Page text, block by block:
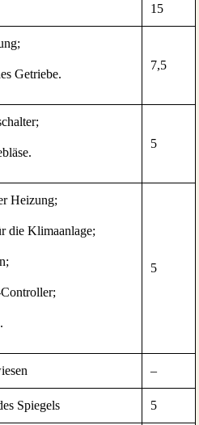
15
Getriebe.
7,5
5
Heizung;
die Klimaanlage;
5
–
Spiegels 5